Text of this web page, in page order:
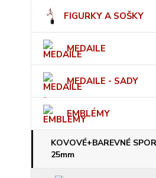
FIGURKY A SOŠKY
MEDAILE
MEDAILE - SADY
EMBLÉMY
KOVOVÉ+BAREVNÉ
25mm